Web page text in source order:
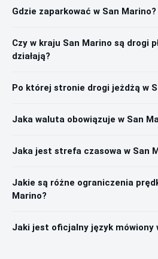
Gdzie zaparkować w San Marino?
Czy w kraju San Marino są drogi
działają?
Po której stronie drogi jeżdżą w
Jaka waluta obowiązuje w San
Jaka jest strefa czasowa w San
Jakie są różne ograniczenia
Marino?
Jaki jest oficjalny język mówiony